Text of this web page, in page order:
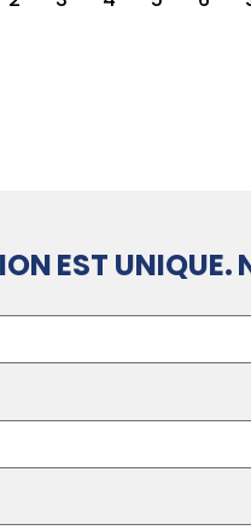
EST UNIQUE.